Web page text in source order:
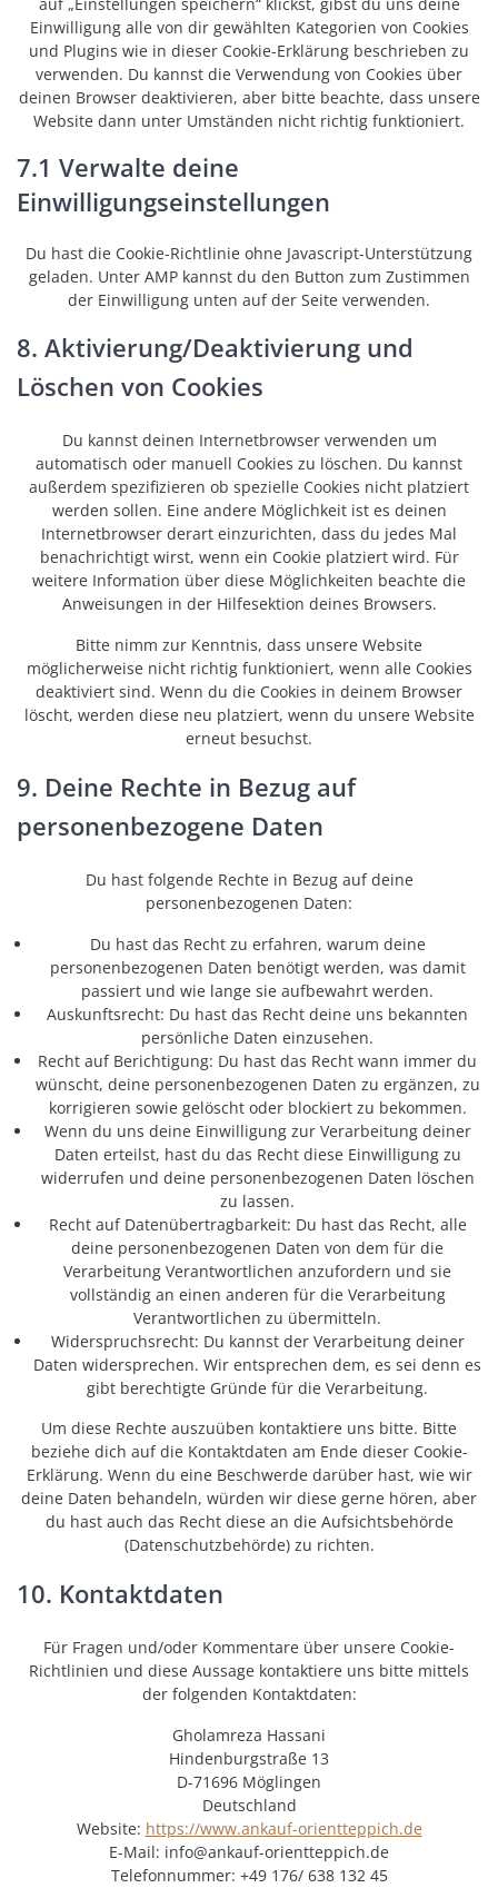
Einwilligung alle von dir gewählten Kategorien von Cookies
und Plugins wie in dieser Cookie-Erklärung beschrieben zu
verwenden. Du kannst die Verwendung von Cookies über
deinen Browser deaktivieren, aber bitte beachte, dass unsere
Website dann unter Umständen nicht richtig funktioniert.
7.1 Verwalte deine
Einwilligungseinstellungen
Du hast die Cookie-Richtlinie ohne Javascript-Unterstützung
geladen. Unter AMP kannst du den Button zum Zustimmen
der Einwilligung unten auf der Seite verwenden.
8. Aktivierung/Deaktivierung und
Löschen von Cookies
Du kannst deinen Internetbrowser verwenden um
automatisch oder manuell Cookies zu löschen. Du kannst
außerdem spezifizieren ob spezielle Cookies nicht platziert
werden sollen. Eine andere Möglichkeit ist es deinen
Internetbrowser derart einzurichten, dass du jedes Mal
benachrichtigt wirst, wenn ein Cookie platziert wird. Für
weitere Information über diese Möglichkeiten beachte die
Anweisungen in der Hilfesektion deines Browsers.
Bitte nimm zur Kenntnis, dass unsere Website
möglicherweise nicht richtig funktioniert, wenn alle Cookies
deaktiviert sind. Wenn du die Cookies in deinem Browser
löscht, werden diese neu platziert, wenn du unsere Website
erneut besuchst.
9. Deine Rechte in Bezug auf
personenbezogene Daten
Du hast folgende Rechte in Bezug auf deine
personenbezogenen Daten:
Du hast das Recht zu erfahren, warum deine
personenbezogenen Daten benötigt werden, was damit
passiert und wie lange sie aufbewahrt werden.
Auskunftsrecht: Du hast das Recht deine uns bekannten
persönliche Daten einzusehen.
Recht auf Berichtigung: Du hast das Recht wann immer du
wünscht, deine personenbezogenen Daten zu ergänzen, zu
korrigieren sowie gelöscht oder blockiert zu bekommen.
Wenn du uns deine Einwilligung zur Verarbeitung deiner
Daten erteilst, hast du das Recht diese Einwilligung zu
widerrufen und deine personenbezogenen Daten löschen
zu lassen.
Recht auf Datenübertragbarkeit: Du hast das Recht, alle
deine personenbezogenen Daten von dem für die
Verarbeitung Verantwortlichen anzufordern und sie
vollständig an einen anderen für die Verarbeitung
Verantwortlichen zu übermitteln.
Widerspruchsrecht: Du kannst der Verarbeitung deiner
Daten widersprechen. Wir entsprechen dem, es sei denn es
gibt berechtigte Gründe für die Verarbeitung.
Um diese Rechte auszuüben kontaktiere uns bitte. Bitte
beziehe dich auf die Kontaktdaten am Ende dieser Cookie-
Erklärung. Wenn du eine Beschwerde darüber hast, wie wir
deine Daten behandeln, würden wir diese gerne hören, aber
du hast auch das Recht diese an die Aufsichtsbehörde
(Datenschutzbehörde) zu richten.
10. Kontaktdaten
Für Fragen und/oder Kommentare über unsere Cookie-
Richtlinien und diese Aussage kontaktiere uns bitte mittels
der folgenden Kontaktdaten:
Gholamreza Hassani
Hindenburgstraße 13
D-71696 Möglingen
Deutschland
Website: https://www.ankauf-orientteppich.de
E-Mail: info@ankauf-orientteppich.de
Telefonnummer: +49 176/ 638 132 45